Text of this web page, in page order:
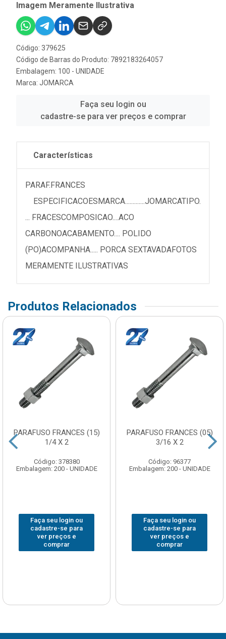
Imagem Meramente Ilustrativa
Código: 379625
Código de Barras do Produto: 7892183264057
Embalagem: 100 - UNIDADE
Marca: JOMARCA
Faça seu login ou
cadastre-se para ver preços e comprar
Características
PARAF.FRANCES
ESPECIFICACOESMARCA.............JOMARCATIPO.
... FRACESCOMPOSICAO....ACO
CARBONOACABAMENTO.... POLIDO
(PO)ACOMPANHA..... PORCA SEXTAVADAFOTOS
MERAMENTE ILUSTRATIVAS
Produtos Relacionados
PARAFUSO FRANCES (15)
1/4 X 2
Código: 378380
Embalagem: 200 - UNIDADE
Faça seu login ou
cadastre-se para
ver preços e
comprar
PARAFUSO FRANCES (05)
3/16 X 2
Código: 96377
Embalagem: 200 - UNIDADE
Faça seu login ou
cadastre-se para
ver preços e
comprar